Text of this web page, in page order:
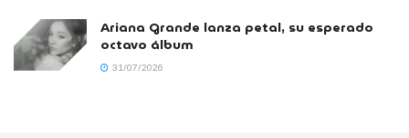
Ariana Grande lanza petal, su esperado
octavo álbum
31/07/2026